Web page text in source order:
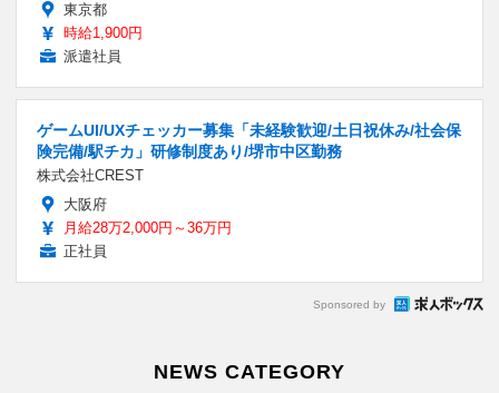
東京都
時給1,900円
派遣社員
ゲームUI/UXチェッカー募集「未経験歓迎/土日祝休み/社会保
険完備/駅チカ」研修制度あり/堺市中区勤務
株式会社CREST
大阪府
月給28万2,000円～36万円
正社員
Sponsored by
NEWS CATEGORY